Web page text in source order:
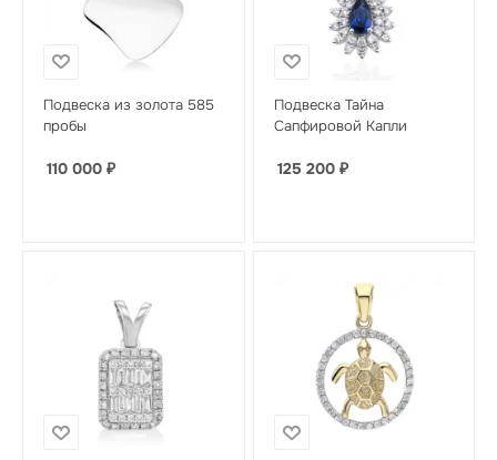
Подвеска из золота 585
пробы
110 000 ₽
Подвеска Тайна
Сапфировой Капли
125 200₽